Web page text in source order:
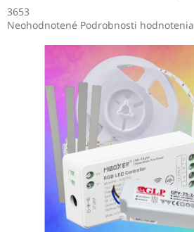
3653
Priemerné
hviezdičiek.
Neohodnotené Podrobnosti hodnotenia